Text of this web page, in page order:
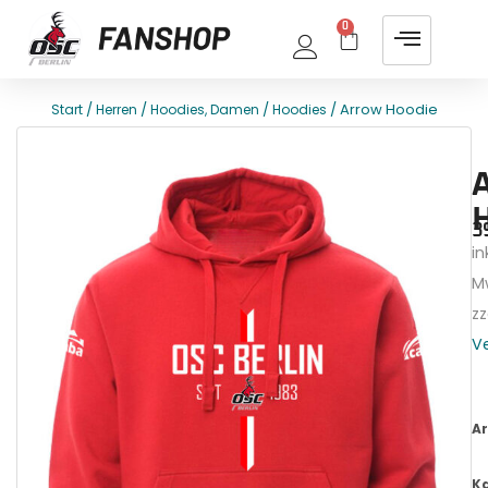
0
Start/Herren /Hoodies, Damen /Hoodies / Arrow Hoodie